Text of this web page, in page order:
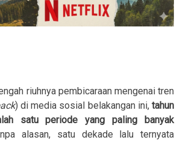
riuhnya pembicaraan mengenai tren
) di media sosial belakangan ini, tahun
satu periode yang paling banyak
alasan, satu dekade lalu ternyata